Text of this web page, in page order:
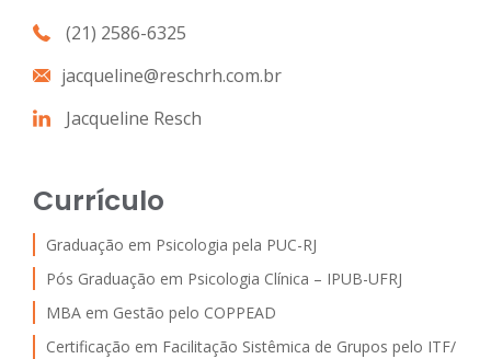
(21) 2586-6325
jacqueline@reschrh.com.br
Jacqueline Resch
Currículo
Graduação em Psicologia pela PUC-RJ
Pós Graduação em Psicologia Clínica – IPUB-UFRJ
MBA em Gestão pelo COPPEAD
Certificação em Facilitação Sistêmica de Grupos pelo ITF/